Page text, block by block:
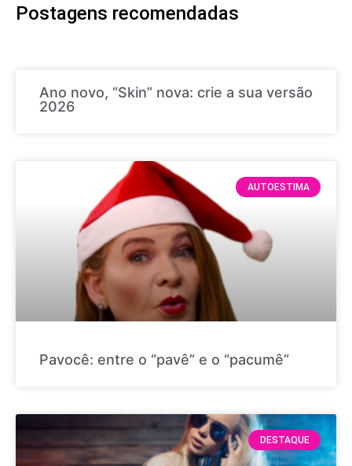
Postagens recomendadas
Ano novo, “Skin” nova: crie a sua versão
2026
AUTOESTIMA
Pavocê: entre o “pavê” e o “pacumê”
DESTAQUE